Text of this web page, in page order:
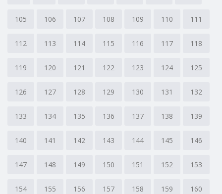
105 106 107 108 109 110 111
112 113 114 115 116 117 118
119 120 121 122 123 124 125
126 127 128 129 130 131 132
133 134 135 136 137 138 139
140 141 142 143 144 145 146
147 148 149 150 151 152 153
154 155 156 157 158 159 160